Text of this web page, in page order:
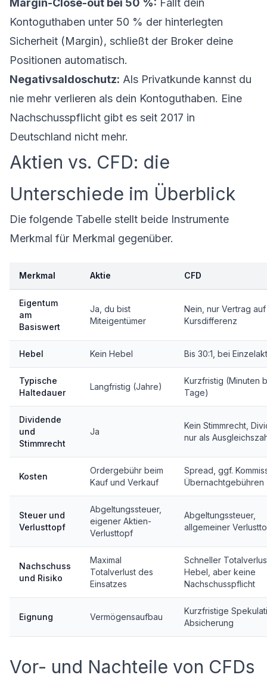
Margin-Close-out bei 50 %: Fällt dein
Kontoguthaben unter 50 % der hinterlegten
Sicherheit (Margin), schließt der Broker deine
Positionen automatisch.
Negativsaldoschutz: Als Privatkunde kannst du
nie mehr verlieren als dein Kontoguthaben. Eine
Nachschusspflicht gibt es seit 2017 in
Deutschland nicht mehr.
Aktien vs. CFD: die
Unterschiede im Überblick
Die folgende Tabelle stellt beide Instrumente
Merkmal für Merkmal gegenüber.
Merkmal Aktie CFD
Eigentum
am
Basiswert
Ja, du bist
Miteigentümer
Nein, nur Vertrag
Kursdifferenz
Hebel Kein Hebel Bis 30:1, bei
Typische
Haltedauer
Langfristig (Jahre)
Kurzfristig (Minuten
Tage)
Dividende
und
Stimmrecht
Ja
Kein Stimmrecht,
nur als
Kosten
Ordergebühr beim
Kauf und Verkauf
Spread, ggf.
Übernachtgebühren
Steuer und
Verlusttopf
Abgeltungssteuer,
eigener Aktien-
Verlusttopf
Abgeltungssteuer,
allgemeiner
Nachschuss
und Risiko
Maximal
Totalverlust des
Einsatzes
Schneller
Hebel, aber keine
Nachschusspflicht
Eignung Vermögensaufbau
Kurzfristige
Absicherung
Vor- und Nachteile von CFDs